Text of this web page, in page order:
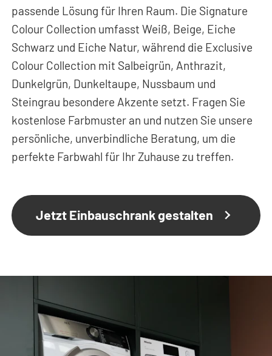
passende Lösung für Ihren Raum. Die Signature
Colour Collection umfasst Weiß, Beige, Eiche
Schwarz und Eiche Natur, während die Exclusive
Colour Collection mit Salbeigrün, Anthrazit,
Dunkelgrün, Dunkeltaupe, Nussbaum und
Steingrau besondere Akzente setzt. Fragen Sie
kostenlose Farbmuster an und nutzen Sie unsere
persönliche, unverbindliche Beratung, um die
perfekte Farbwahl für Ihr Zuhause zu treffen.
Jetzt Einbauschrank gestalten